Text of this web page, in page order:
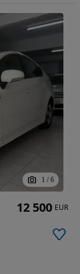
1 / 6
12 500 EUR